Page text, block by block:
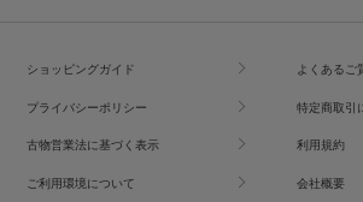
ショッピングガイド よくあるご
プライバシーポリシー 特定商取引
古物営業法に基づく表示 利用規約
ご利用環境について 会社概要